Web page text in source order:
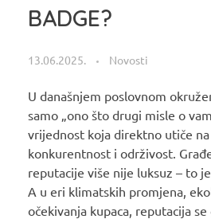
BADGE?
13.06.2025. Novosti
U današnjem poslovnom
samo „ono što drugi misle o
vrijednost koja direktno utiče na
konkurentnost i održivost.
reputacije više nije luksuz – to
A u eri klimatskih promjena,
očekivanja kupaca, reputacija